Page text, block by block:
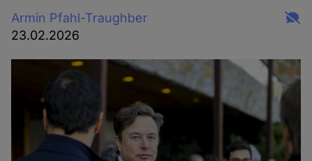
Armin Pfahl-Traughber
23.02.2026